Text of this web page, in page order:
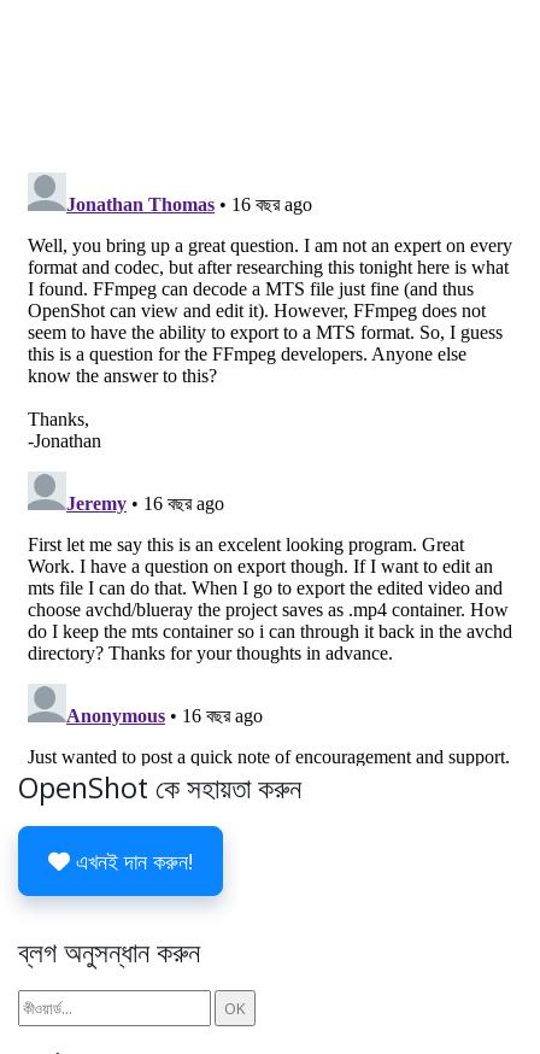
OpenShot কে সহায়তা করুন
এখনই দান করুন!
ব্লগ অনুসন্ধান করুন